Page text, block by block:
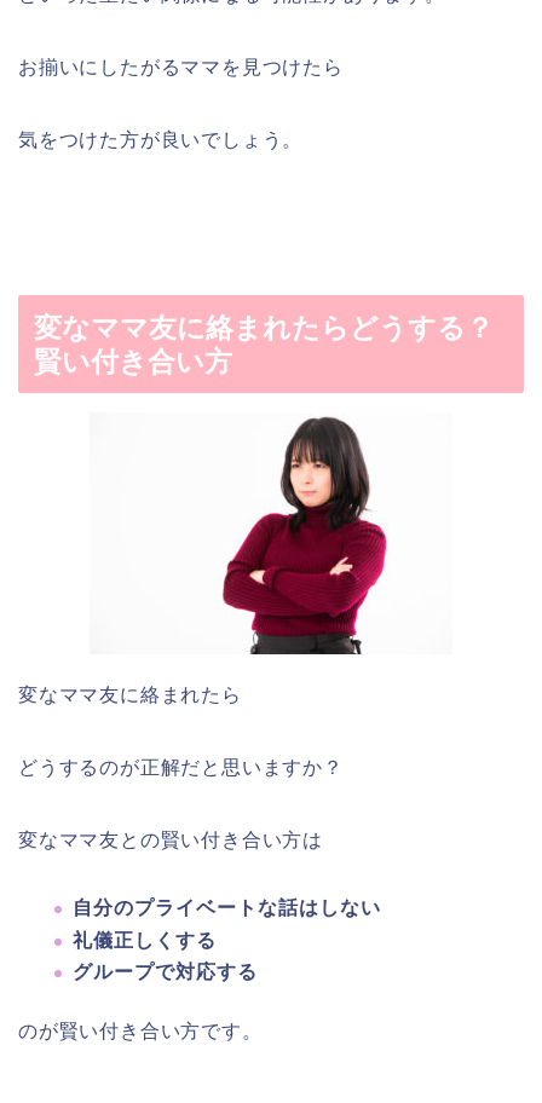
お揃いにしたがるママを見つけたら
気をつけた方が良いでしょう。
変なママ友に絡まれたらどうする？
賢い付き合い方
変なママ友に絡まれたら
どうするのが正解だと思いますか？
変なママ友との賢い付き合い方は
自分のプライベートな話はしない
礼儀正しくする
グループで対応する
のが賢い付き合い方です。